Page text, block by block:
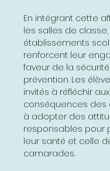
En intégrant cette
les salles de classe,
établissements
renforcent leur
faveur de la
prévention. Les
invités à réfléchir aux
conséquences des
à adopter des
responsables pour
leur santé et celle
camarades.